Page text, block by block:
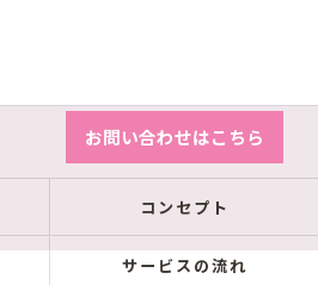
お問い合わせはこちら
コンセプト
サービスの流れ